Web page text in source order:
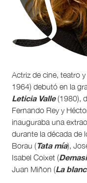
Actriz de cine, teatro
1964) debutó en la
Leticia Valle(1980),
Fernando Rey y
inauguraba una
durante la década de
Borau (Tata mía),
Isabel Coixet (
Juan Miñon (La